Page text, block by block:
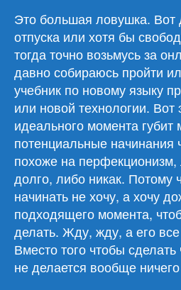
Это большая ловушка. Вот
отпуска или хотя бы
тогда точно возьмусь за
давно собираюсь пройти
учебник по новому языку
или новой технологии. Вот
идеального момента губит
потенциальные начинания
похоже на
долго, либо никак. Потому
начинать не хочу, а хочу
подходящего момента,
делать. Жду, жду, а его
Вместо того чтобы
не делается вообще